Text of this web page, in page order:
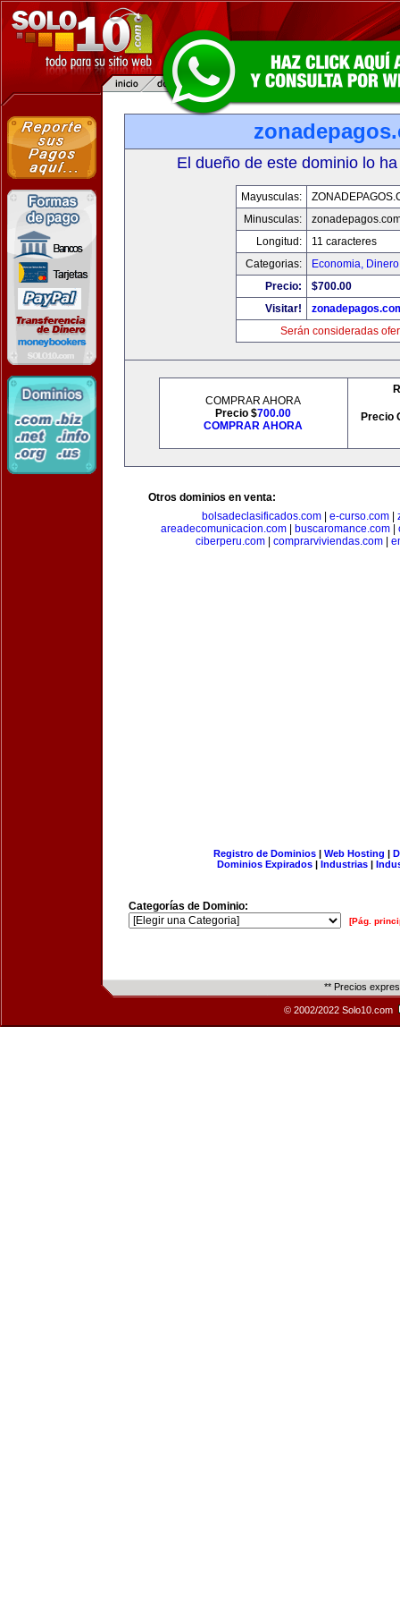
El dueño de este dominio lo
Mayusculas:
Minusculas:
Longitud:
11 caracteres
Categorias:
Economia,
Precio:
$700.00
Visitar!
Serán consideradas
COMPRAR AHORA
Precio $700.00
COMPRAR AHORA
Precio
Otros dominios en venta:
bolsadeclasificados.com
e-curso.com
areadecomunicacion.com| buscaromance.com|
ciberperu.com| comprarviviendas.com|
Registro de Dominios| Web Hosting |
Dominios Expirados | Industrias |
Categorías de Dominio:
[Pág.
** Precios
© 2002/2022 Solo10.com